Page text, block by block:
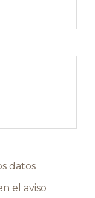
datos
el aviso